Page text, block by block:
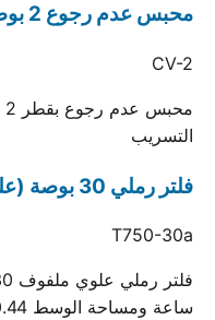
محبس عدم رجوع 2 بوصة
CV-2
التسريب
فلتر رملي 30 بوصة (علوي)
T750-30a
ساعة ومساحة الوسط 0.44 م2